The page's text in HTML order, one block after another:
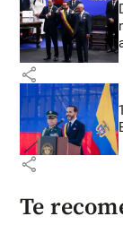
share
share
Te